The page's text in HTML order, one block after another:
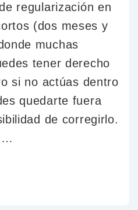
regularización en
(dos meses y
muchas
tener derecho
si no actúas dentro
quedarte fuera
de corregirlo.
…